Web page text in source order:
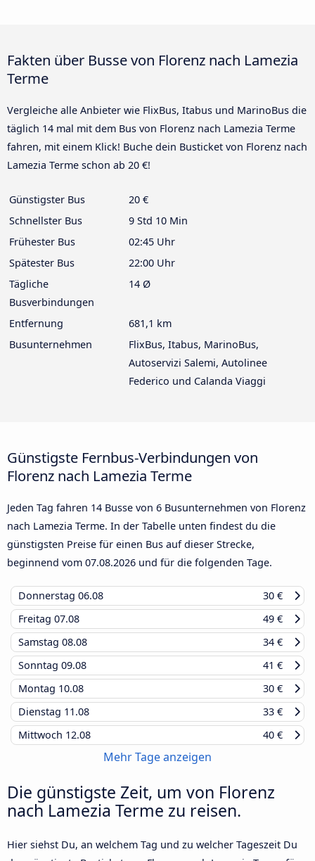
Fakten über Busse von Florenz nach Lamezia
Terme
Vergleiche alle Anbieter wie FlixBus, Itabus und MarinoBus die
täglich 14 mal mit dem Bus von Florenz nach Lamezia Terme
fahren, mit einem Klick! Buche dein Busticket von Florenz nach
Lamezia Terme schon ab 20 €!
Günstigster Bus
20 €
Schnellster Bus
9 Std 10 Min
Frühester Bus
02:45 Uhr
Spätester Bus
22:00 Uhr
Tägliche
Busverbindungen
14 Ø
Entfernung
681,1 km
Busunternehmen
FlixBus, Itabus, MarinoBus,
Autoservizi Salemi, Autolinee
Federico und Calanda Viaggi
Günstigste Fernbus-Verbindungen von
Florenz nach Lamezia Terme
Jeden Tag fahren 14 Busse von 6 Busunternehmen von Florenz
nach Lamezia Terme. In der Tabelle unten findest du die
günstigsten Preise für einen Bus auf dieser Strecke,
beginnend vom 07.08.2026 und für die folgenden Tage.
Donnerstag 06.08
30 €
Freitag 07.08
49 €
Samstag 08.08
34 €
Sonntag 09.08
41 €
Montag 10.08
30 €
Dienstag 11.08
33 €
Mittwoch 12.08 40 €
Mehr Tage anzeigen
Die günstigste Zeit, um von Florenz
nach Lamezia Terme zu reisen.
Hier siehst Du, an welchem Tag und zu welcher Tageszeit Du